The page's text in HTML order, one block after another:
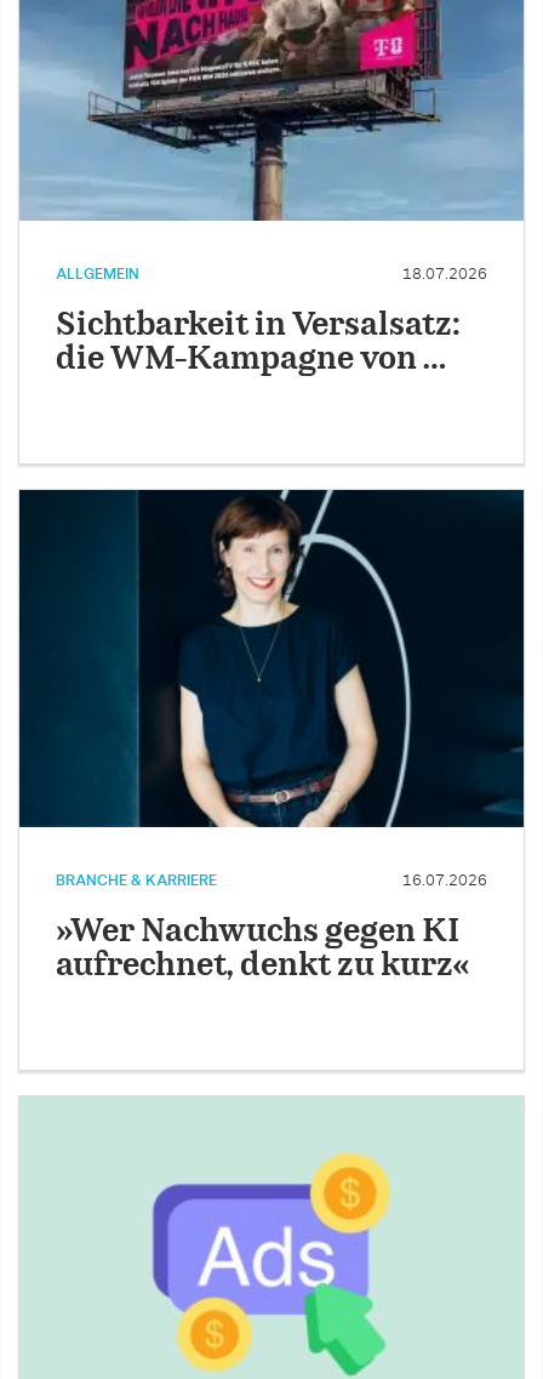
ALLGEMEIN 18.07.2026
Sichtbarkeit in Versalsatz:
die WM-Kampagne von …
BRANCHE & KARRIERE 16.07.2026
»Wer Nachwuchs gegen KI
aufrechnet, denkt zu kurz«